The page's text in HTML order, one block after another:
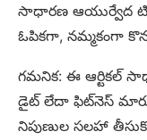
సాధారణ ఆయుర్వేద
ఓపికగా, నమ్మకంగా
గమనిక: ఈ ఆర్టికల్
డైట్ లేదా ఫిట్‌నెస్
నిపుణుల సలహా